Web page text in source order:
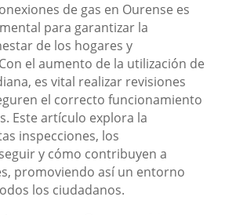
de gas en Ourense es
para garantizar la
de los hogares y
el aumento de la utilización de
es vital realizar revisiones
el correcto funcionamiento
Este artículo explora la
inspecciones, los
y cómo contribuyen a
promoviendo así un entorno
los ciudadanos.